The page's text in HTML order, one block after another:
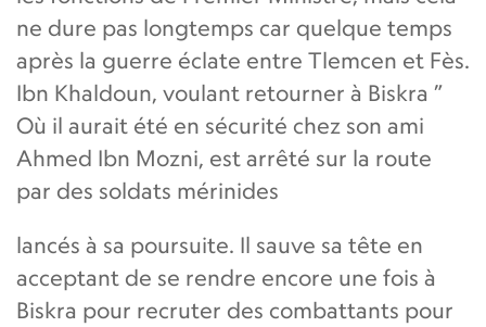
ne dure pas longtemps car quelque temps
après la guerre éclate entre Tlemcen et Fès.
Ibn Khaldoun, voulant retourner à Biskra ”
Où il aurait été en sécurité chez son ami
Ahmed Ibn Mozni, est arrêté sur la route
par des soldats mérinides
lancés à sa poursuite. Il sauve sa tête en
acceptant de se rendre encore une fois à
Biskra pour recruter des combattants pour